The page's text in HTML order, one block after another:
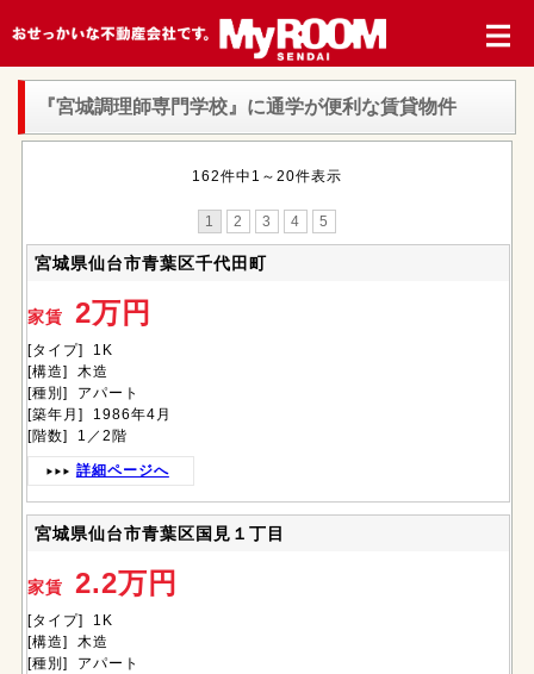
『宮城調理師専門学校』 に通学が便利な賃貸物件
162件中1～20件表示
1 2 3 4 5
宮城県仙台市青葉区千代田町
家賃 2万円
[タイプ] 1K
[構造] 木造
[種別] アパート
[築年月] 1986年4月
[階数] 1／2階
詳細ページへ
宮城県仙台市青葉区国見１丁目
家賃 2.2万円
[タイプ] 1K
[構造] 木造
[種別] アパート